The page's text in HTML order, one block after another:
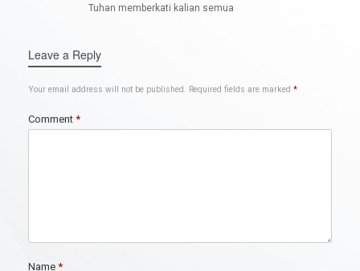
Tuhan memberkati kalian semua
Leave a Reply
Your email address will not be published. Required fields are marked *
Comment *
Name *